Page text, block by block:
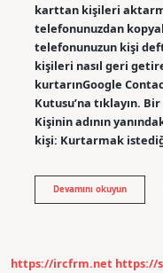
karttan kişileri
telefonunuzdan
telefonunuzun kişi
kişileri nasıl geri
kurtarınGoogle
Kutusu’na tıklayın.
Kişinin adının
kişi: Kurtarmak
Devamını okuyun
Kişileri
https://ircfrm.net https://